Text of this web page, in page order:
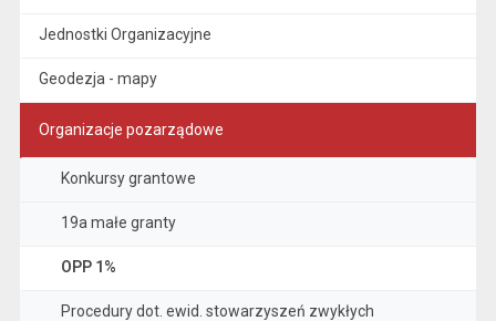
Jednostki Organizacyjne
Geodezja - mapy
Organizacje pozarządowe
Konkursy grantowe
19a małe granty
OPP 1%
Procedury dot. ewid. stowarzyszeń zwykłych